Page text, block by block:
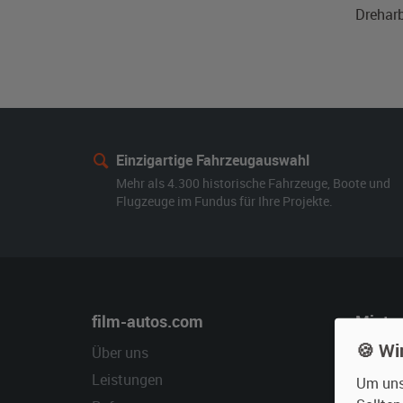
Einzigartige Fahrzeugauswahl
Mehr als 4.300 historische Fahrzeuge, Boote und
Flugzeuge im Fundus für Ihre Projekte.
film-autos.com
Über uns
Leistungen
🍪
Um